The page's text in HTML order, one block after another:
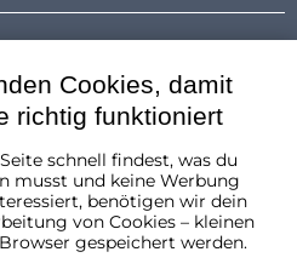
Cookies, damit
richtig funktioniert
schnell findest, was du
musst und keine Werbung
benötigen wir dein
von Cookies – kleinen
gespeichert werden.